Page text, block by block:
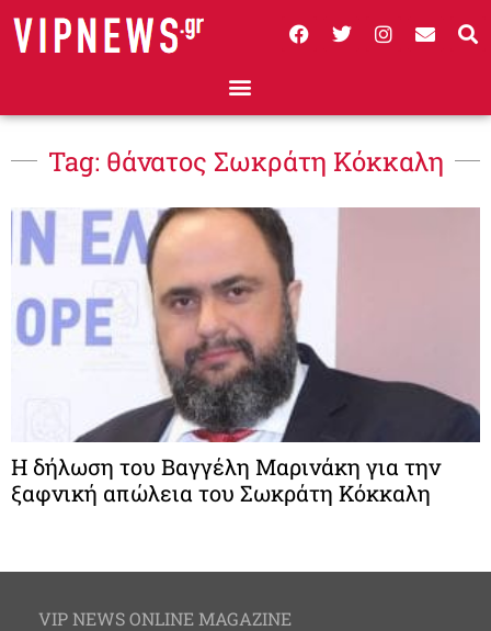
Tag: θάνατος Σωκράτη Κόκκαλη
Η δήλωση του Βαγγέλη Μαρινάκη για την
ξαφνική απώλεια του Σωκράτη Κόκκαλη
VIP NEWS ONLINE MAGAZINE